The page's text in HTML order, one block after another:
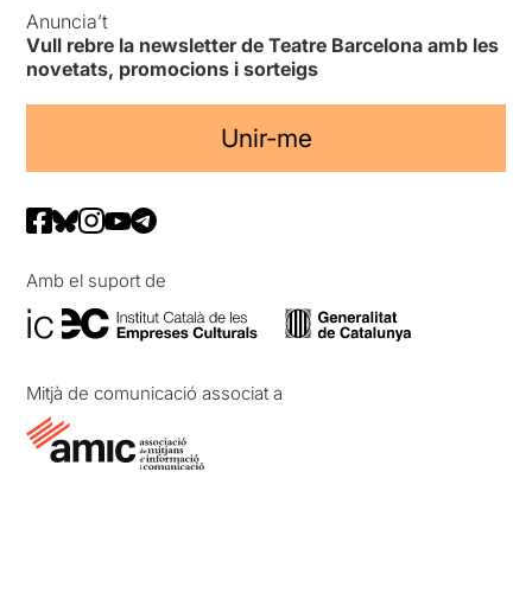
Anuncia’t
Vull rebre la newsletter de Teatre Barcelona amb les
novetats, promocions i sorteigs
Unir-me
Amb el suport de
Mitjà de comunicació associat a